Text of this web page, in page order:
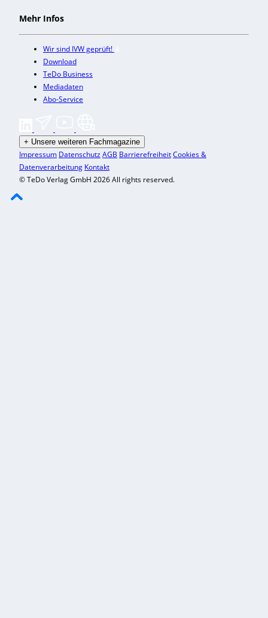
Mehr Infos
Wir sind IVW geprüft!
Download
TeDo Business
Mediadaten
Abo-Service
+ Unsere weiteren Fachmagazine
Impressum DatenschutzAGB BarrierefreiheitCookies &
Datenverarbeitung Kontakt
© TeDo Verlag GmbH 2026 All rights reserved.